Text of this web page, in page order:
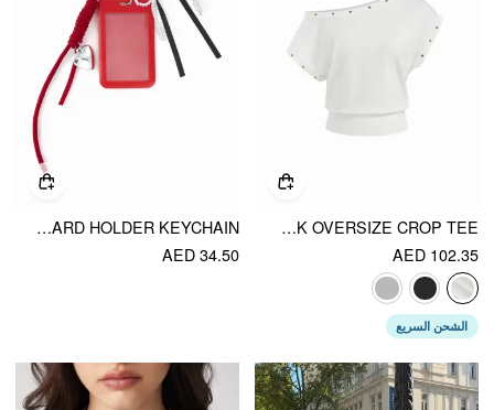
COTTON-BLEND ASYMMETRICAL NECK OVERSIZE CROP TEE
AED 102.35
الشحن السريع
FAUX PEARL & BOWKNOT & HEART CARD HOLDER KEYCHAIN
AED 34.50